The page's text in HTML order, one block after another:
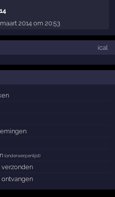
2014 om 20:53
ical
(onderwerpenlijst)